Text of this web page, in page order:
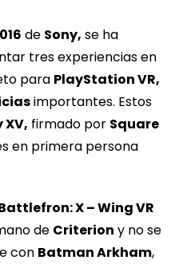
de Sony, se ha
tres experiencias en
para PlayStation VR,
importantes. Estos
XV, firmado por Square
en primera persona
X – Wing VR
de Criterion y no se
con Batman Arkham,